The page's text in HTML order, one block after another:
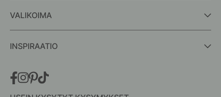
VALIKOIMA
INSPIRAATIO